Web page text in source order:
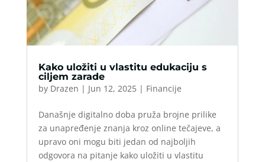
Kako uložiti u vlastitu edukaciju s
ciljem zarade
by Drazen | Jun 12, 2025| Financije
Današnje digitalno doba pruža brojne prilike
za unapređenje znanja kroz online tečajeve, a
upravo oni mogu biti jedan od najboljih
odgovora na pitanje kako uložiti u vlastitu